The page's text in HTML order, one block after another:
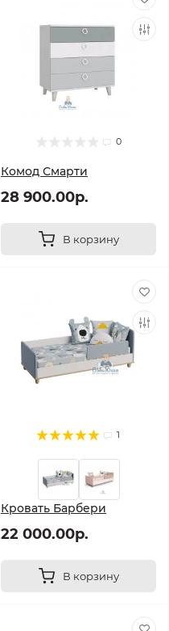
0
Комод Смарти
28 900.00р.
В корзину
1
Кровать Барбери
22 000.00р.
В корзину